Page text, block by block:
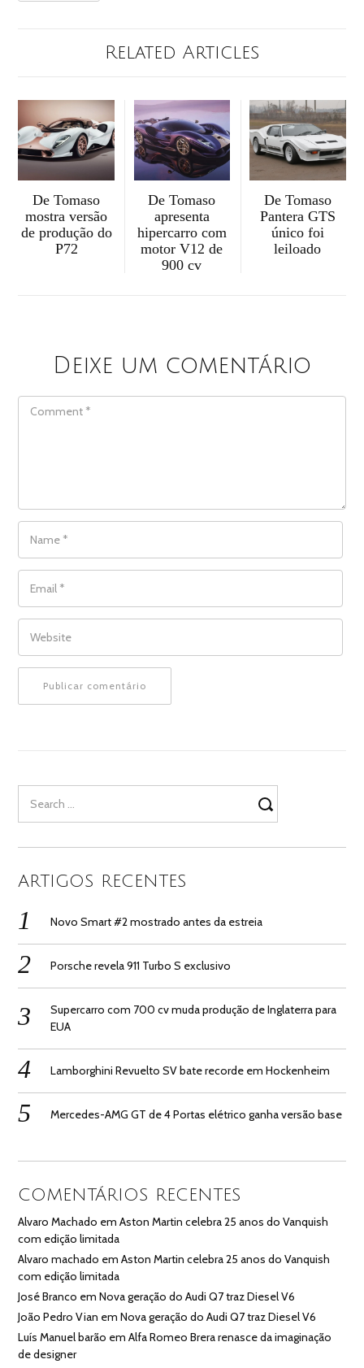
Related Articles
De Tomaso
mostra versão
de produção do
P72
De Tomaso
apresenta
hipercarro com
motor V12 de
900 cv
De Tomaso
Pantera GTS
único foi
leiloado
Deixe um comentário
COMMENT
NAME
EMAIL
WEBSITE
for:
ARTIGOS RECENTES
Novo Smart #2 mostrado antes da estreia
Porsche revela 911 Turbo S exclusivo
Supercarro com 700 cv muda produção de Inglaterra para
EUA
Lamborghini Revuelto SV bate recorde em Hockenheim
Mercedes-AMG GT de 4 Portas elétrico ganha versão base
COMENTÁRIOS RECENTES
Alvaro Machado emAston Martin celebra 25 anos do Vanquish
com edição limitada
Alvaro machado emAston Martin celebra 25 anos do Vanquish
com edição limitada
José Branco emNova geração do Audi Q7 traz Diesel V6
João Pedro Vian emNova geração do Audi Q7 traz Diesel V6
Luís Manuel barão emAlfa Romeo Brera renasce da imaginação
de designer